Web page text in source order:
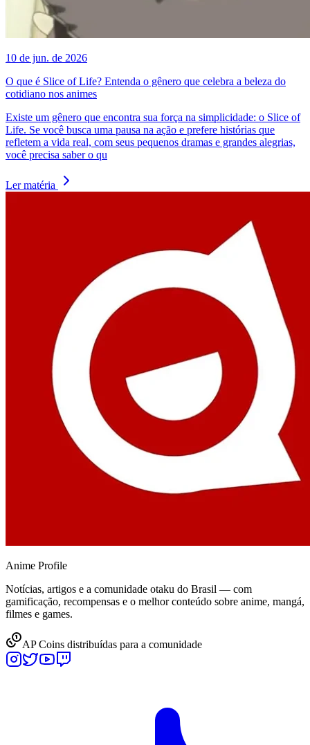
10 de jun. de 2026
O que é Slice of Life? Entenda o gênero que celebra a beleza do
cotidiano nos animes
Existe um gênero que encontra sua força na simplicidade: o Slice of
Life. Se você busca uma pausa na ação e prefere histórias que
refletem a vida real, com seus pequenos dramas e grandes alegrias,
você precisa saber o qu
Ler matéria
Anime Profile
Notícias, artigos e a comunidade otaku do Brasil — com
gamificação, recompensas e o melhor conteúdo sobre anime, mangá,
filmes e games.
AP Coins distribuídas para a comunidade